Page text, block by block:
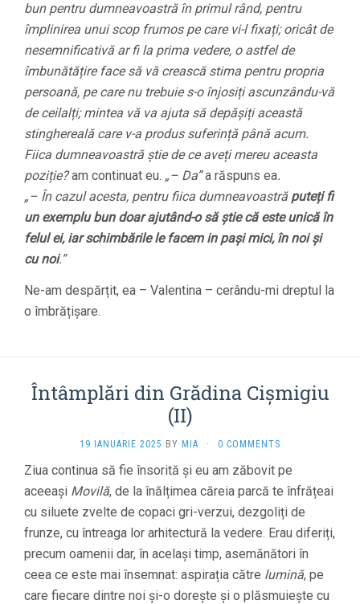
bun pentru dumneavoastră în primul rând, pentru
împlinirea unui scop frumos pe care vi-l fixați; oricât de
nesemnificativă ar fi la prima vedere, o astfel de
îmbunătățire face să vă crească stima pentru propria
persoană, pe care nu trebuie s-o înjosiți ascunzându-vă
de ceilalți; mintea vă va ajuta să depășiți această
stinghereală care v-a produs suferință până acum.
Fiica dumneavoastră știe de ce aveți mereu aceasta
poziție?am continuat eu. „– Da”a răspuns ea.
„– În cazul acesta, pentru fiica dumneavoastră puteți fi
un exemplu bun doar ajutând-o să știe că este unică în
felul ei, iar schimbările le facem in pași mici, în noi și
cu noi.”
Ne-am despărțit, ea – Valentina – cerându-mi dreptul la
o îmbrățișare.
Întâmplări din Grădina Cișmigiu
(II)
19 IANUARIE 2025 BY MIA · 0 COMMENTS
Ziua continua să fie însorită și eu am zăbovit pe
aceeași Movilă, de la înălțimea căreia parcă te înfrățeai
cu siluete zvelte de copaci gri-verzui, dezgoliți de
frunze, cu întreaga lor arhitectură la vedere. Erau diferiți,
precum oamenii dar, în același timp, asemănători în
ceea ce este mai însemnat: aspirația către lumină, pe
care fiecare dintre noi și-o dorește și o plăsmuiește cu